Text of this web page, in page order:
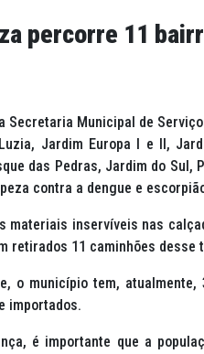
percorre 11
Secretaria Municipal de
Jardim Europa I e II,
das Pedras, Jardim do
contra a dengue e
materiais inservíveis nas
retirados 11 caminhões
o município tem,
importados.
é importante que a